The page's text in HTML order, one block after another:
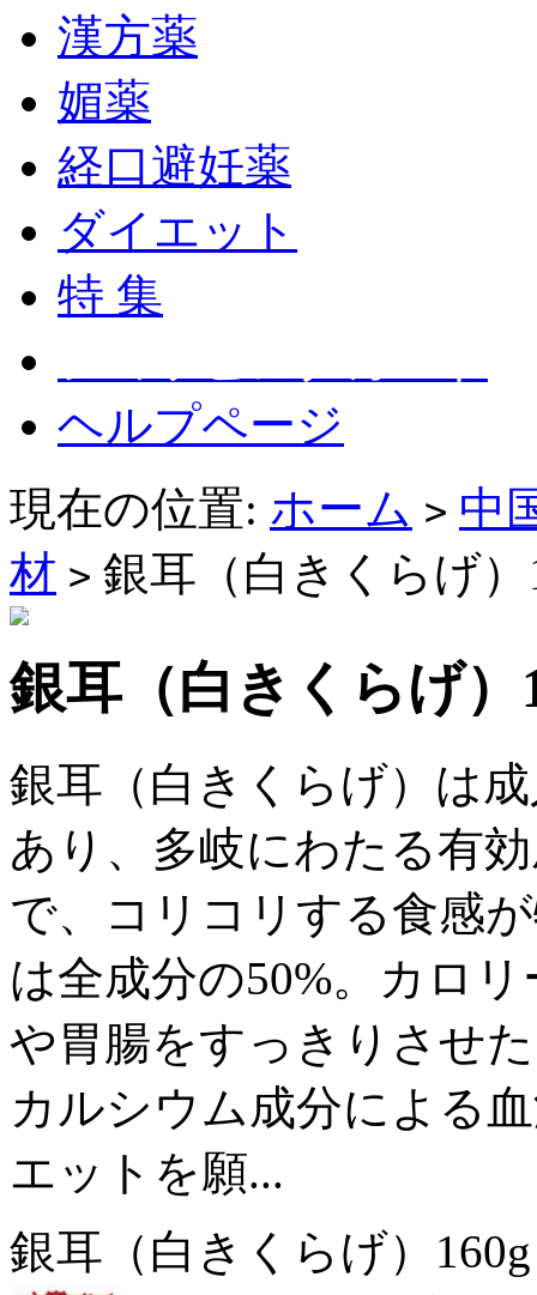
漢方薬
媚薬
経口避妊薬
ダイエット
特 集
ヘルプページ
現在の位置: ホーム > 中
材 > 銀耳（白きくらげ）
銀耳（白きくらげ）
銀耳（白きくらげ）は
あり、多岐にわたる有
で、コリコリする食感
は全成分の50%。カロ
や胃腸をすっきりさせ
カルシウム成分による
エットを願...
銀耳（白きくらげ）